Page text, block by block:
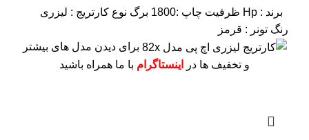
برند : Hp ظرفیت چاپ :1800 برگ
نوع کارتریج : لیزری
رنگ تونر : قرمز
برای دیدن مدل های بیشتر
و تخفیف ها در
اینستاگرام با ما همراه باشید